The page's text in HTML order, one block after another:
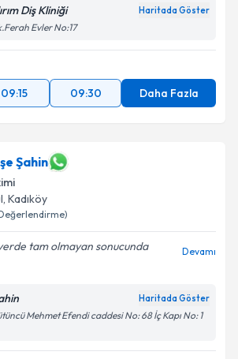
Diş Kliniği Haritada Göster
Evler No:17
09:15 09:30 Daha Fazla
Şahin
, Kadıköy
tam olmayan sonucunda
Devamı
Haritada Göster
Mehmet Efendi caddesi No: 68 İç Kapı No: 1